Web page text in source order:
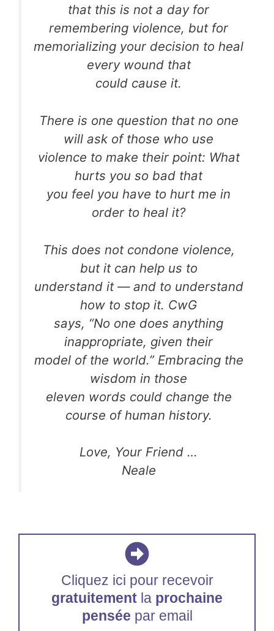
that this is not a day for
remembering violence, but for
memorializing your decision to heal
every wound that
could cause it.
There is one question that no one
will ask of those who use
violence to make their point: What
hurts you so bad that
you feel you have to hurt me in
order to heal it?
This does not condone violence,
but it can help us to
understand it — and to understand
how to stop it. CwG
says, “No one does anything
inappropriate, given their
model of the world.” Embracing the
wisdom in those
eleven words could change the
course of human history.
Love, Your Friend …
Neale
Cliquez ici pour recevoir
gratuitement la prochaine
pensée par email